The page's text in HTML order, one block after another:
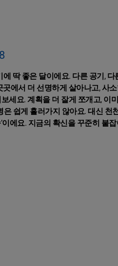
딱 좋은 달이에요. 다른 공기,
에서 더 선명하게 살아나고, 사
세요. 계획을 더 잘게 쪼개고, 이
쉽게 흘러가지 않아요. 대신 천
에요. 지금의 확신을 꾸준히 붙